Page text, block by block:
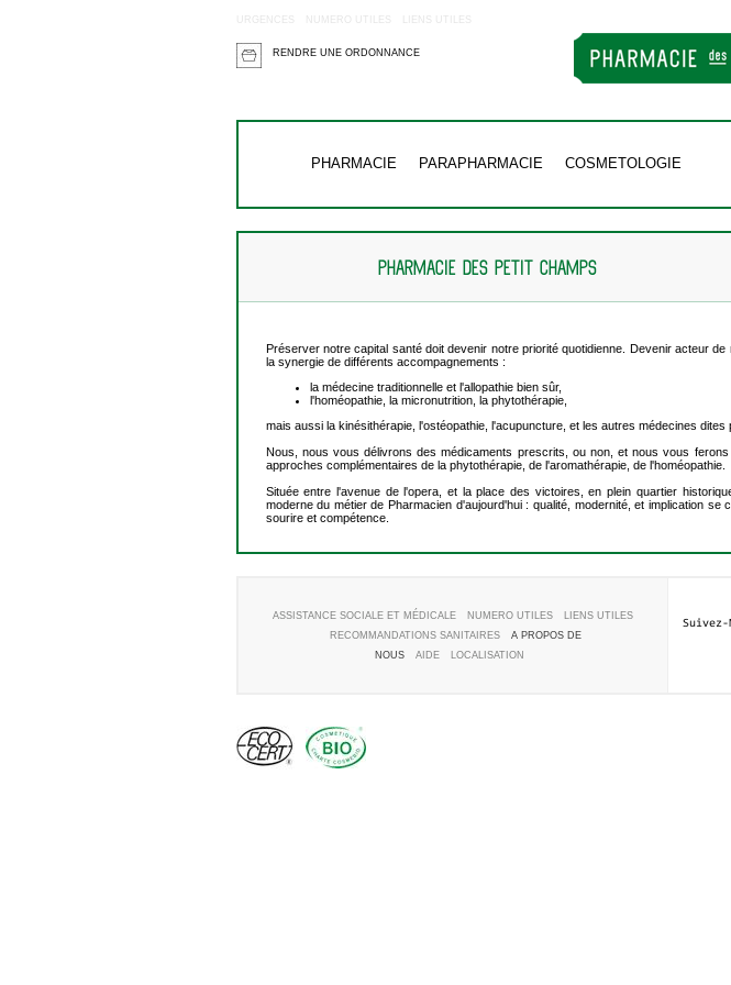
URGENCES NUMERO UTILES LIENS UTILES
RENDRE UNE ORDONNANCE
PHARMACIE PARAPHARMACIE COSMETOLOGIE
PHARMACIE DES PETIT CHAMPS
Préserver notre capital santé doit devenir notre priorité quotidienne. Devenir acteur
la synergie de différents accompagnements :
la médecine traditionnelle et l'allopathie bien sûr,
l'homéopathie, la micronutrition, la phytothérapie,
mais aussi la kinésithérapie, l'ostéopathie, l'acupuncture, et les autres médecines dites
Nous, nous vous délivrons des médicaments prescrits, ou non, et nous vous
approches complémentaires de la phytothérapie, de l'aromathérapie, de l'homéopathie.
Située entre l'avenue de l'opera, et la place des victoires, en plein quartier
moderne du métier de Pharmacien d'aujourd'hui : qualité, modernité, et implication
sourire et compétence.
ASSISTANCE SOCIALE ET MÉDICALE NUMERO UTILES
LIENS UTILES
RECOMMANDATIONS SANITAIRES
A PROPOS DE
NOUS
AIDE LOCALISATION
Suivez-